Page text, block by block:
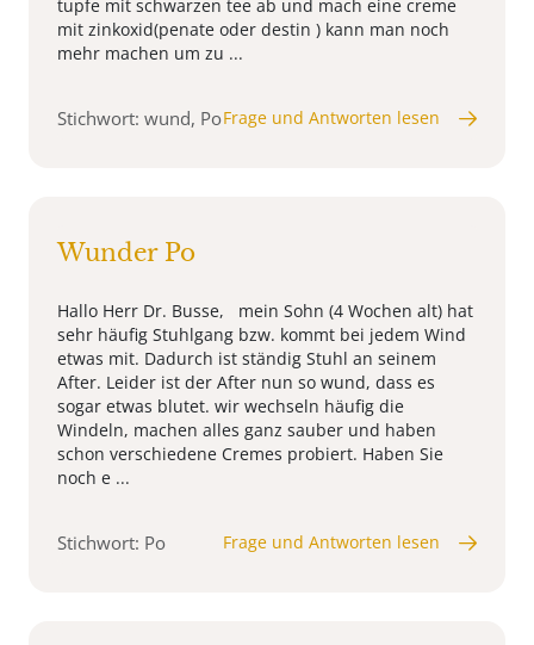
tupfe mit schwarzen tee ab und mach eine creme
mit zinkoxid(penate oder destin ) kann man noch
mehr machen um zu ...
Stichwort: wund, PoFrage und Antworten lesen
Wunder Po
Hallo Herr Dr. Busse, mein Sohn (4 Wochen alt) hat
sehr häufig Stuhlgang bzw. kommt bei jedem Wind
etwas mit. Dadurch ist ständig Stuhl an seinem
After. Leider ist der After nun so wund, dass es
sogar etwas blutet. wir wechseln häufig die
Windeln, machen alles ganz sauber und haben
schon verschiedene Cremes probiert. Haben Sie
noch e ...
Stichwort: Po Frage und Antworten lesen